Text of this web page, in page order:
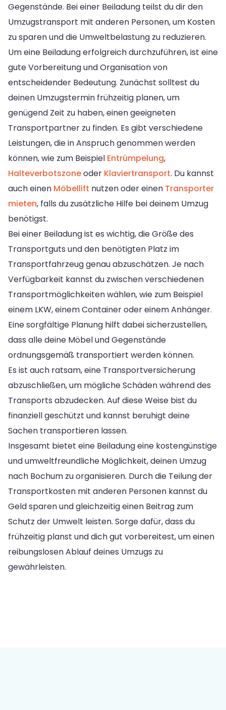
Gegenstände. Bei einer Beiladung teilst du dir den
Umzugstransport mit anderen Personen, um Kosten
zu sparen und die Umweltbelastung zu reduzieren.
Um eine Beiladung erfolgreich durchzuführen, ist eine
gute Vorbereitung und Organisation von
entscheidender Bedeutung. Zunächst solltest du
deinen Umzugstermin frühzeitig planen, um
genügend Zeit zu haben, einen geeigneten
Transportpartner zu finden. Es gibt verschiedene
Leistungen, die in Anspruch genommen werden
können, wie zum Beispiel Entrümpelung,
Halteverbotszoneoder Klaviertransport. Du kannst
auch einen Möbellift nutzen oder einen Transporter
mieten, falls du zusätzliche Hilfe bei deinem Umzug
benötigst.
Bei einer Beiladung ist es wichtig, die Größe des
Transportguts und den benötigten Platz im
Transportfahrzeug genau abzuschätzen. Je nach
Verfügbarkeit kannst du zwischen verschiedenen
Transportmöglichkeiten wählen, wie zum Beispiel
einem LKW, einem Container oder einem Anhänger.
Eine sorgfältige Planung hilft dabei sicherzustellen,
dass alle deine Möbel und Gegenstände
ordnungsgemäß transportiert werden können.
Es ist auch ratsam, eine Transportversicherung
abzuschließen, um mögliche Schäden während des
Transports abzudecken. Auf diese Weise bist du
finanziell geschützt und kannst beruhigt deine
Sachen transportieren lassen.
Insgesamt bietet eine Beiladung eine kostengünstige
und umweltfreundliche Möglichkeit, deinen Umzug
nach Bochum zu organisieren. Durch die Teilung der
Transportkosten mit anderen Personen kannst du
Geld sparen und gleichzeitig einen Beitrag zum
Schutz der Umwelt leisten. Sorge dafür, dass du
frühzeitig planst und dich gut vorbereitest, um einen
reibungslosen Ablauf deines Umzugs zu
gewährleisten.